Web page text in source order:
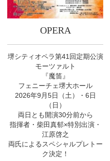
OPERA
堺シティオペラ第41回定期公演
モーツァルト
『魔笛』
フェニーチェ堺大ホール
2026年9月5日（土）・6日
（日）
両日とも開演30分前から
指揮者・柴田真郁×特別出演・
江原啓之
両氏によるスペシャルプレトー
ク決定！